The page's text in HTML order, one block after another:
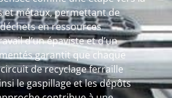
et métaux, permettant de
en ressources
d’un épaviste et d’un
garantit que chaque
de recyclage ferraille
le gaspillage et les dépôts